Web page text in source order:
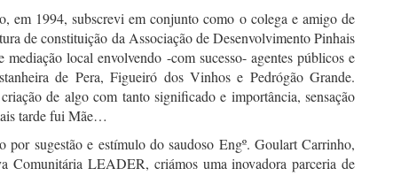
em 1994, subscrevi em conjunto como o colega e amigo de
de constituição da Associação de Desenvolvimento Pinhais
mediação local envolvendo -com sucesso- agentes públicos e
de Pera, Figueiró dos Vinhos e Pedrógão Grande.
de algo com tanto significado e importância, sensação
tarde fui Mãe…
por sugestão e estímulo do saudoso Engº. Goulart Carrinho,
Comunitária LEADER, criámos uma inovadora parceria de